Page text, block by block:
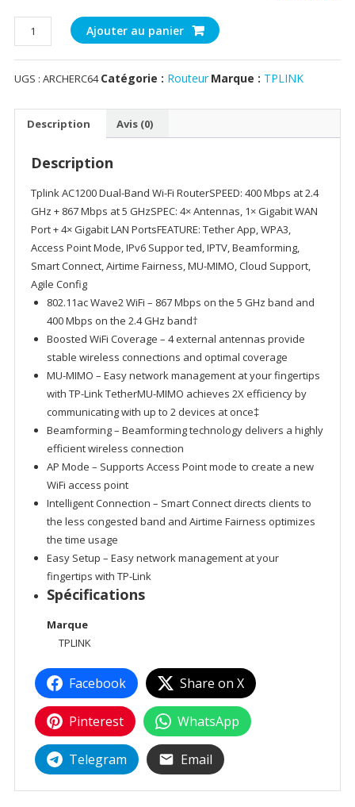
quantité
de
Routeur
Wi-
AC1200
Dual-
Band
Ajouter au panier
UGS : ARCHERC64 Catégorie : Routeur Marque : TPLINK
Description Avis (0)
Description
Tplink AC1200 Dual-Band Wi-Fi RouterSPEED: 400 Mbps at 2.4
GHz + 867 Mbps at 5 GHzSPEC: 4× Antennas, 1× Gigabit WAN
Port + 4× Gigabit LAN PortsFEATURE: Tether App, WPA3,
Access Point Mode, IPv6 Suppor ted, IPTV, Beamforming,
Smart Connect, Airtime Fairness, MU-MIMO, Cloud Support,
Agile Config
802.11ac Wave2 WiFi – 867 Mbps on the 5 GHz band and
400 Mbps on the 2.4 GHz band†
Boosted WiFi Coverage – 4 external antennas provide
stable wireless connections and optimal coverage
MU-MIMO – Easy network management at your fingertips
with TP-Link TetherMU-MIMO achieves 2X efficiency by
communicating with up to 2 devices at once‡
Beamforming – Beamforming technology delivers a highly
efficient wireless connection
AP Mode – Supports Access Point mode to create a new
WiFi access point
Intelligent Connection – Smart Connect directs clients to
the less congested band and Airtime Fairness optimizes
the time usage
Easy Setup – Easy network management at your
fingertips with TP-Link
Spécifications
Marque
TPLINK
Facebook Share on X
Pinterest WhatsApp
Telegram Email